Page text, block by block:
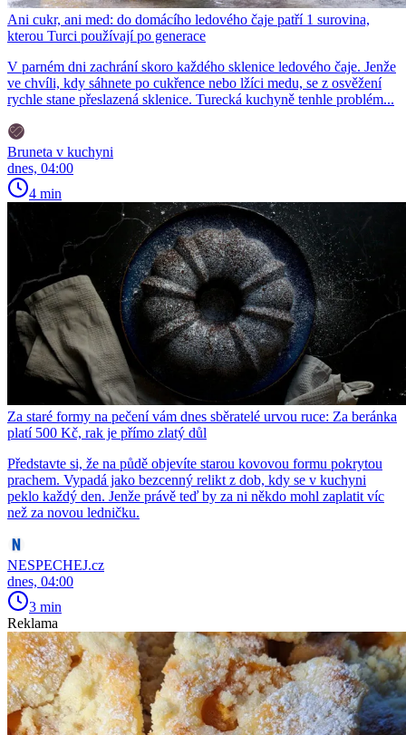
Ani cukr, ani med: do domácího ledového čaje patří 1 surovina,
kterou Turci používají po generace
V parném dni zachrání skoro každého sklenice ledového čaje. Jenže
ve chvíli, kdy sáhnete po cukřence nebo lžíci medu, se z osvěžení
rychle stane přeslazená sklenice. Turecká kuchyně tenhle problém...
Bruneta v kuchyni
dnes, 04:00
4 min
Za staré formy na pečení vám dnes sběratelé urvou ruce: Za beránka
platí 500 Kč, rak je přímo zlatý důl
Představte si, že na půdě objevíte starou kovovou formu pokrytou
prachem. Vypadá jako bezcenný relikt z dob, kdy se v kuchyni
peklo každý den. Jenže právě teď by za ni někdo mohl zaplatit víc
než za novou ledničku.
NESPECHEJ.cz
dnes, 04:00
3 min
Reklama